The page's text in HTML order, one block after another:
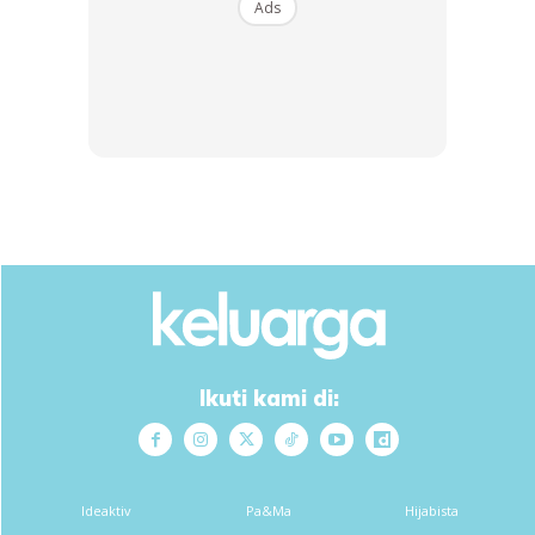
tangan dengan cepat dan mudah menggunakan bahan-
bahan semulajadi yang mudah dijumpai di dapur anda.
Ads
Ikuti kami di:
Ideaktiv Pa&Ma Hijabista